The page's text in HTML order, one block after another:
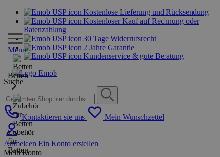
Kostenlose Lieferung und Rücksendung
Kostenloser Kauf auf Rechnung oder
Ratenzahlung
30 Tage Widerrufsrecht
2 Jahre Garantie
Kundenservice & gute Beratung
Suche
Kontaktieren sie uns Mein Wunschzettel
Anmelden Ein Konto erstellen
Mein Konto
Menu
Betten
Zubehör
für
Betten